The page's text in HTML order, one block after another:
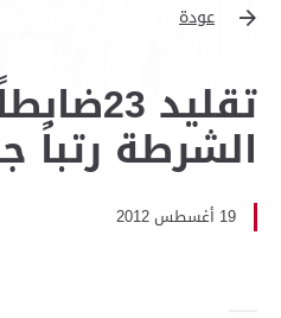
عودة
تقليد
الشرطة رتباً
19 أغسطس 2012